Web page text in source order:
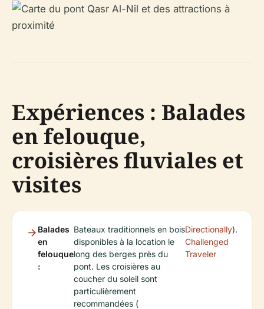
Expériences : Balades
en felouque,
croisières fluviales et
visites
Balades
en
felouque
:
Bateaux traditionnels en bois
disponibles à la location le
long des berges près du
pont. Les croisières au
coucher du soleil sont
particulièrement
recommandées (
Directionally
Challenged
Traveler
).